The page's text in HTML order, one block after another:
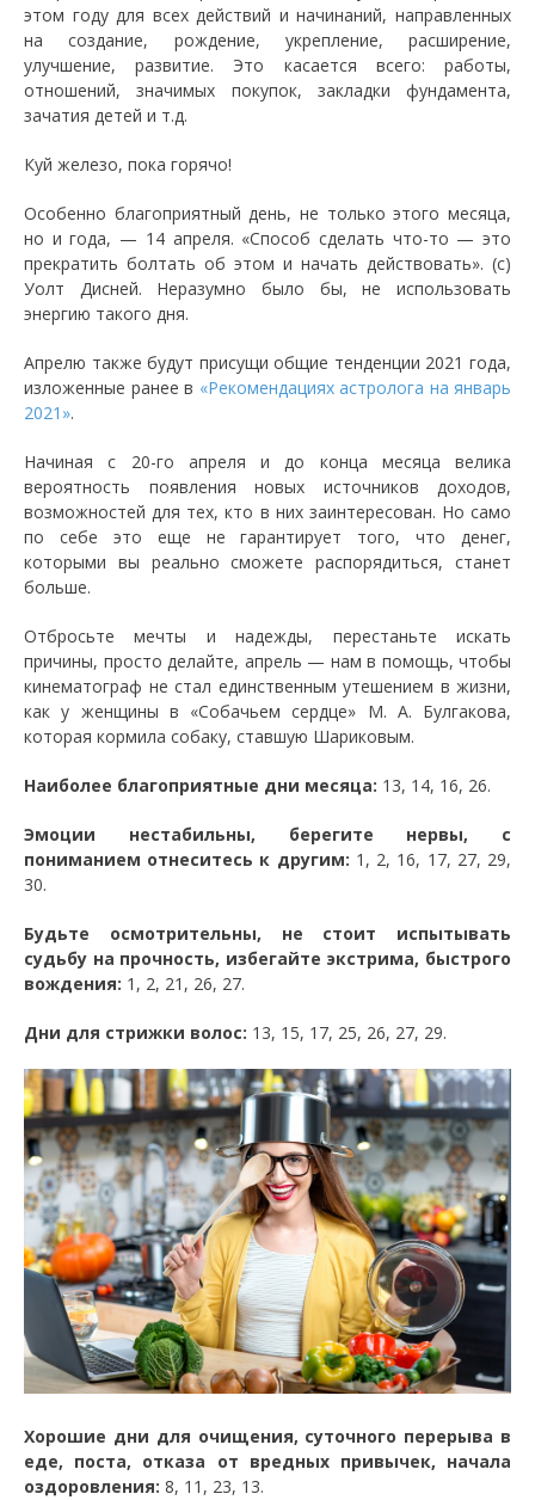
этом году для всех действий и начинаний, направленных
на создание, рождение, укрепление, расширение,
улучшение, развитие. Это касается всего: работы,
отношений, значимых покупок, закладки фундамента,
зачатия детей и т.д.
Куй железо, пока горячо!
Особенно благоприятный день, не только этого месяца,
но и года, — 14 апреля. «Способ сделать что-то — это
прекратить болтать об этом и начать действовать». (с)
Уолт Дисней. Неразумно было бы, не использовать
энергию такого дня.
Апрелю также будут присущи общие тенденции 2021 года,
изложенные ранее в «Рекомендациях астролога на январь
2021».
Начиная с 20-го апреля и до конца месяца велика
вероятность появления новых источников доходов,
возможностей для тех, кто в них заинтересован. Но само
по себе это еще не гарантирует того, что денег,
которыми вы реально сможете распорядиться, станет
больше.
Отбросьте мечты и надежды, перестаньте искать
причины, просто делайте, апрель — нам в помощь, чтобы
кинематограф не стал единственным утешением в жизни,
как у женщины в «Собачьем сердце» М. А. Булгакова,
которая кормила собаку, ставшую Шариковым.
Наиболее благоприятные дни месяца: 13, 14, 16, 26.
Эмоции нестабильны, берегите нервы, с
пониманием отнеситесь к другим: 1, 2, 16, 17, 27, 29,
30.
Будьте осмотрительны, не стоит испытывать
судьбу на прочность, избегайте экстрима, быстрого
вождения: 1, 2, 21, 26, 27.
Дни для стрижки волос: 13, 15, 17, 25, 26, 27, 29.
Хорошие дни для очищения, суточного перерыва в
еде, поста, отказа от вредных привычек, начала
оздоровления: 8, 11, 23, 13.